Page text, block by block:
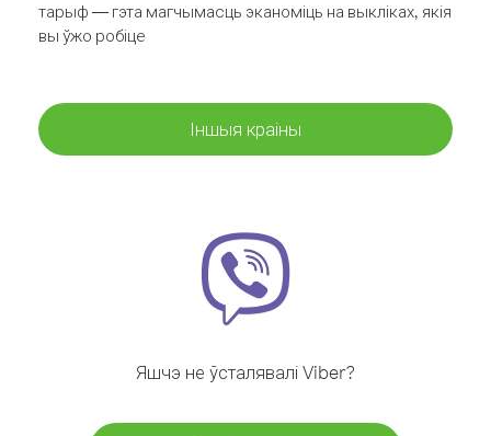
тарыф — гэта магчымасць эканоміць на выкліках, якія
вы ўжо робіце
Іншыя краіны
Яшчэ не ўсталявалі Viber?